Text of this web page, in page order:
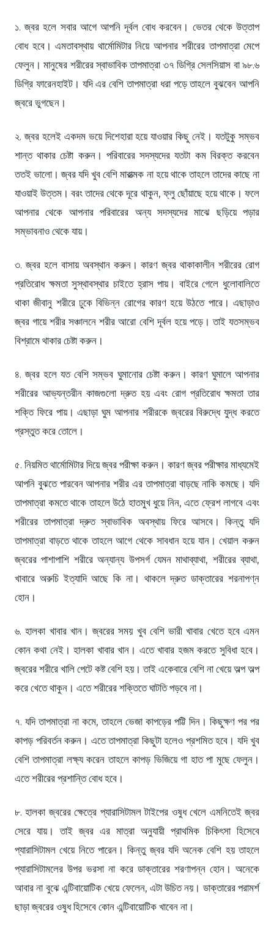
১. জ্বর হলে সবার আগে আপনি দূর্বল বোধ করবেন। ভেতর থেকে উত্তাপ
বোধ হবে। এমতাবস্থায় থার্মোমিটার নিয়ে আপনার শরীরের তাপমাত্রা মেপে
ফেলুন। মানুষের শরীরের স্বাভাবিক তাপমাত্রা ৩৭ ডিগ্রি সেলসিয়াস বা ৯৮.৬
ডিগ্রি ফারেনহাইট। যদি এর বেশি তাপমাত্রা ধরা পড়ে তাহলে বুঝবেন আপনি
জ্বরে ভুগছেন।
২. জ্বর হলেই একদম ভয়ে দিশেহারা হয়ে যাওয়ার কিছু নেই। যতটুকু সম্ভব
শান্ত থাকার চেষ্টা করুন। পরিবারের সদস্যদের যতটা কম বিরক্ত করবেন
ততই ভালো। জ্বর যদি খুব বেশি মারাত্মক না হয়ে থাকে তাহলে তাদের কাছে না
যাওয়াই উত্তম। বরং তাদের থেকে দূরে থাকুন, ফ্লু ছোঁয়াছে হয়ে থাকে। ফলে
আপনার থেকে আপনার পরিবারের অন্য সদস্যদের মাঝে ছড়িয়ে পড়ার
সম্ভাবনাও থেকে যায়।
৩. জ্বর হলে বাসায় অবস্থান করুন। কারণ জ্বর থাকাকালীন শরীরের রোগ
প্রতিরোধ ক্ষমতা সুস্থাবস্থার চাইতে হ্রাস পায়। বাইরে গেলে ধুলোবালিতে
থাকা জীবানু শরীরে ঢুকে বিভিন্ন রোগের কারণ হয়ে উঠতে পারে। এছাড়াও
জ্বর গায়ে শরীর সঞ্চালনে শরীর আরো বেশি দূর্বল হয়ে পড়ে। তাই যতসম্ভব
বিশ্রামে থাকার চেষ্টা করুন।
৪. জ্বর হলে যত বেশি সম্ভব ঘুমানোর চেষ্টা করুন। কারণ ঘুমালে আপনার
শরীরের আভ্যন্তরীন কাজগুলো দ্রুত হয় এবং রোগ প্রতিরোধ ক্ষমতা তার
শক্তি ফিরে পায়। এছাড়া ঘুম আপনার শরীরকে জ্বরের বিরুদ্ধে যুদ্ধ করতে
প্রস্তুত করে তোলে।
৫. নিয়মিত থার্মোমিটার দিয়ে জ্বর পরীক্ষা করুন। কারণ জ্বর পরীক্ষার মাধ্যমেই
আপনি বুঝতে পারবেন আপনার শরীর এর তাপমাত্রা বাড়ছে নাকি কমছে। যদি
তাপমাত্রা কমতে থাকে তাহলে উঠে হাতমুখ ধুয়ে নিন, এতে ফ্রেশ লাগবে এবং
শরীরের তাপমাত্রা দ্রুত স্বাভাবিক অবস্থায় ফিরে আসবে। কিন্তু যদি
তাপমাত্রা বাড়তে থাকে তাহলে আগে থেকে সাবধান হয়ে যান। খেয়াল করুন
জ্বরের পাশাপাশি শরীরে অন্যান্য উপসর্গ যেমন মাথাব্যাথা, শরীরের ব্যাথা,
খাবারে অরুচি ইত্যাদি আছে কি না। থাকলে দ্রুত ডাক্তারের শরনাপণ্ন
হোন।
৬. হালকা খাবার খান। জ্বরের সময় খুব বেশি ভারী খাবার খেতে হবে এমন
কোন কথা নেই। হালকা খাবার খান। এতে খাবার হজম করতে সুবিধা হবে।
জ্বরের শরীরে খালি পেটে কষ্ট বেশি হয়। তাই একেবারে বেশি না খেয়ে অল্প অল্প
করে খেতে থাকুন। এতে শরীরের শক্তিতে ঘাটতি পড়বে না।
৭. যদি তাপমাত্রা না কমে, তাহলে ভেজা কাপড়ের পট্টি দিন। কিছুক্ষণ পর পর
কাপড় পরিবর্তন করুন। এতে তাপমাত্রা কিছুটা হলেও প্রশমিত হবে। যদি খুব
বেশি তাপমাত্রা লক্ষ্য করেন তাহলে কাপড় ভিজিয়ে গা হাত পা মুছে ফেলুন।
এতে শরীরের প্রশান্তি বোধ হবে।
৮. হালকা জ্বরের ক্ষেত্রে প্যারাসিটামল টাইপের ওষুধ খেলে এমনিতেই জ্বর
সেরে যায়। তাই জ্বর এর মাত্রা অনুযায়ী প্রাথমিক চিকিৎসা হিসেবে
প্যারাসিটামল খেয়ে নিতে পারেন। কিন্তু জ্বর যদি অনেক বেশি হয় তাহলে
প্যারাসিটামলের উপর ভরসা না করে ডাক্তারের শরণাপন্ন হোন। অনেকে
আবার না বুঝে এন্টিবায়োটিক খেয়ে ফেলেন, এটা উচিত নয়। ডাক্তারের পরামর্শ
ছাড়া জ্বরের ওষুধ হিসেবে কোন এন্টিবায়োটিক খাবেন না।